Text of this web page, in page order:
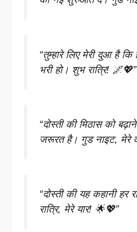
“तुम्हारे लिए मेरी दुआ है
भरी हो। शुभ रात्रि! 🌌💖”
“दोस्ती की मिठास को
जरूरत है। गुड नाइट, मेरे
“दोस्ती की यह कहानी
रात्रि, मेरे यार! 🌟💖”